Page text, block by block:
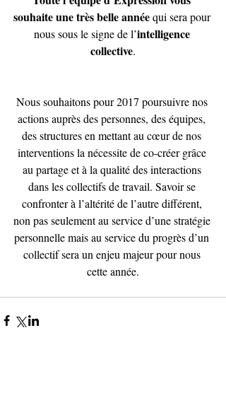
souhaite une très belle année qui sera pour
nous sous le signe de l’intelligence
collective.
Nous souhaitons pour 2017 poursuivre nos
actions auprès des personnes, des équipes,
des structures en mettant au cœur de nos
interventions la nécessite de co-créer grâce
au partage et à la qualité des interactions
dans les collectifs de travail. Savoir se
confronter à l’altérité de l’autre différent,
non pas seulement au service d’une stratégie
personnelle mais au service du progrès d’un
collectif sera un enjeu majeur pour nous
cette année.